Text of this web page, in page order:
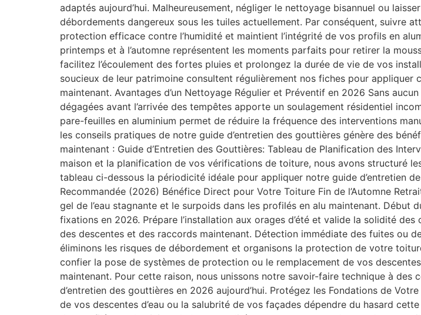
adaptés aujourd’hui. Malheureusement, négliger le nettoyage bisannuel ou
débordements dangereux sous les tuiles actuellement. Par conséquent, suivre
protection efficace contre l’humidité et maintient l’intégrité de vos profils en
printemps et à l’automne représentent les moments parfaits pour retirer la
facilitez l’écoulement des fortes pluies et prolongez la durée de vie de vos
soucieux de leur patrimoine consultent régulièrement nos fiches pour appliquer
maintenant. Avantages d’un Nettoyage Régulier et Préventif en 2026 Sans
dégagées avant l’arrivée des tempêtes apporte un soulagement résidentiel
pare-feuilles en aluminium permet de réduire la fréquence des interventions
les conseils pratiques de notre guide d’entretien des gouttières génère des
maintenant : Guide d’Entretien des Gouttières: Tableau de Planification des
maison et la planification de vos vérifications de toiture, nous avons structuré
tableau ci-dessous la périodicité idéale pour appliquer notre guide d’entretien
Recommandée (2026) Bénéfice Direct pour Votre Toiture Fin de l’Automne
gel de l’eau stagnante et le surpoids dans les profilés en alu maintenant.
fixations en 2026. Prépare l’installation aux orages d’été et valide la solidité
des descentes et des raccords maintenant. Détection immédiate des fuites ou
éliminons les risques de débordement et organisons la protection de votre
confier la pose de systèmes de protection ou le remplacement de vos
maintenant. Pour cette raison, nous unissons notre savoir-faire technique à
d’entretien des gouttières en 2026 aujourd’hui. Protégez les Fondations de
de vos descentes d’eau ou la salubrité de vos façades dépendre du hasard